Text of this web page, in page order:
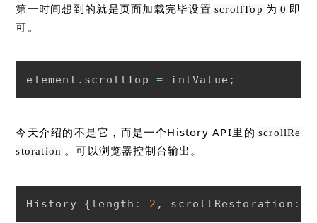
第一时间想到的就是页面加载完毕设置 scrollTop 为 0 即
可。
element . scrollTop = intValue ;
今天介绍的不是它，而是一个History API里的 scrollRe
storation 。可以浏览器控制台输出。
History {length : 2 , scrollRestoration :